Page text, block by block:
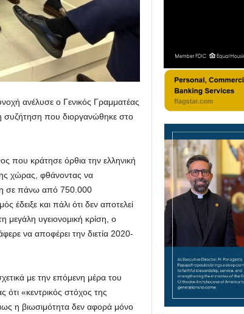
ανέλυσε ο Γενικός Γραμματέας
συζήτηση που διοργανώθηκε στο
που κράτησε όρθια την ελληνική
χώρας, φθάνοντας να
σε πάνω από 750.000
έδειξε και πάλι ότι δεν αποτελεί
μεγάλη υγειονομική κρίση, ο
να αποφέρει την διετία 2020-
με την επόμενη μέρα του
«κεντρικός στόχος της
η βιωσιμότητα δεν αφορά μόνο